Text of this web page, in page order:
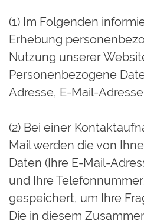
(1) Im Folgenden
Erhebung
Nutzung unserer
Personenbezogene
Adresse, E-Mail-
(2) Bei einer
Mail werden die von
Daten (Ihre E-Mail-
und Ihre
gespeichert, um Ihre
Die in diesem